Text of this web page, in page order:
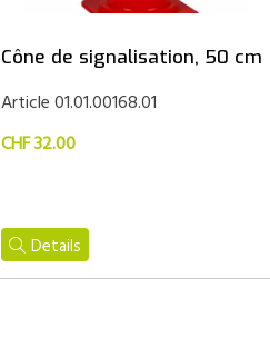
Cône de signalisation, 50 cm
Article 01.01.00168.01
CHF 32.00
Details